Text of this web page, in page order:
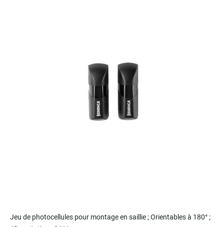
to
the
Jeu de photocellules pour montage en saillie ; Orientables à 180° ;